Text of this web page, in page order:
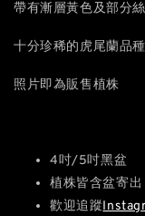
帶有漸層黃色及部分
十分珍稀的虎尾蘭品
照片即為販售植株
4吋/5吋黑盆
植株皆含盆寄
歡迎追蹤